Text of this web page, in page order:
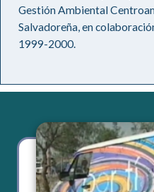
Gestión Ambiental
Salvadoreña, en
1999-2000.